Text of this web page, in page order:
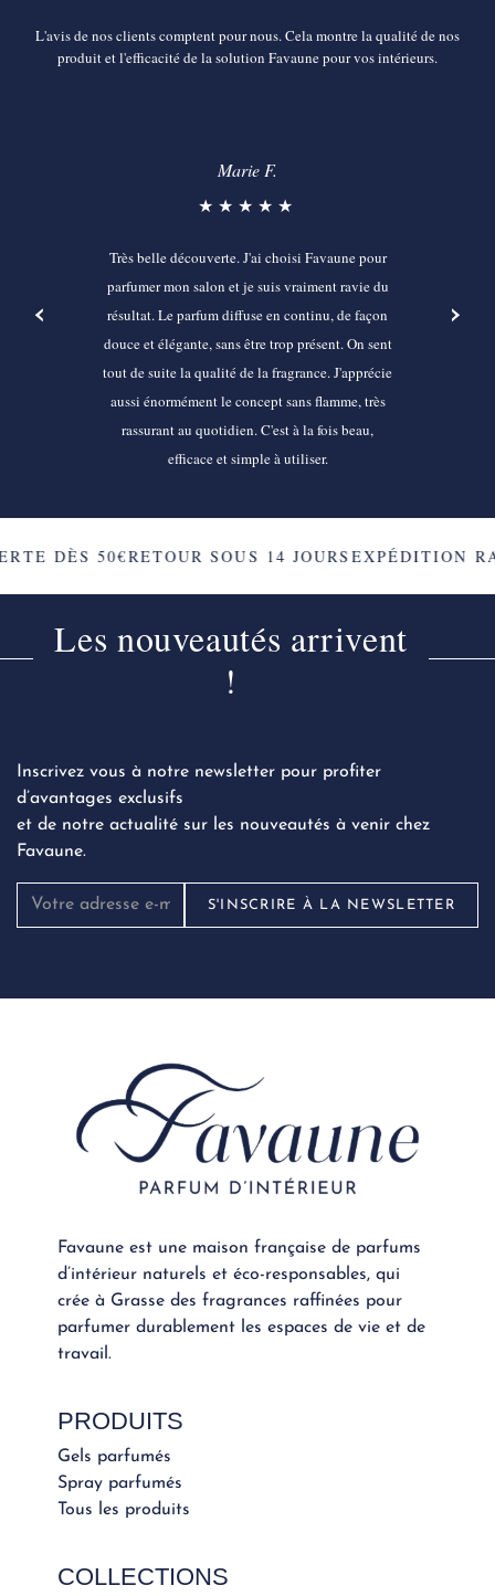
L'avis de nos clients comptent pour nous. Cela montre la qualité de nos
produit et l'efficacité de la solution Favaune pour vos intérieurs.
‹
Marie F.
★★★★★
Très belle découverte. J'ai choisi Favaune pour
parfumer mon salon et je suis vraiment ravie du
résultat. Le parfum diffuse en continu, de façon
douce et élégante, sans être trop présent. On sent
tout de suite la qualité de la fragrance. J'apprécie
aussi énormément le concept sans flamme, très
rassurant au quotidien. C'est à la fois beau,
efficace et simple à utiliser.
›
DÈS 50€RETOUR SOUS 14 JOURSEXPÉDITION
Les nouveautés arrivent
!
Inscrivez vous à notre newsletter pour profiter
d’avantages exclusifs
et de notre actualité sur les nouveautés à venir chez
Favaune.
S'INSCRIRE À LA NEWSLETTER
PRODUITS
Gels parfumés
Spray parfumés
Tous les produits
Favaune est une maison française de parfums
d’intérieur naturels et éco-responsables, qui
crée à Grasse des fragrances raffinées pour
parfumer durablement les espaces de vie et de
travail.
COLLECTIONS